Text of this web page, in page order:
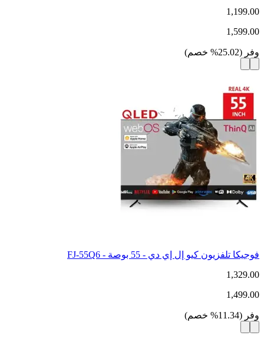
1,199.00
1,599.00
وفر (
25.02
% خصم)
فوجيكا تلفزيون كيو إل إي دي - 55 بوصة - FJ-55Q6
1,329.00
1,499.00
وفر (
11.34
% خصم)